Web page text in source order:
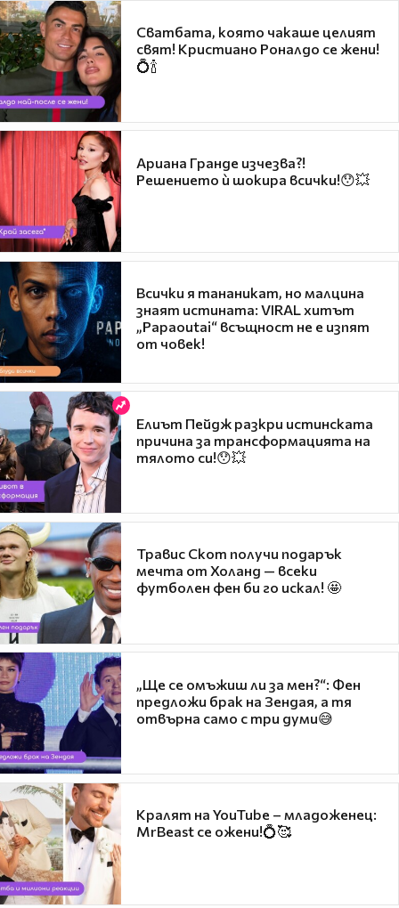
Сватбата, която чакаше целият
свят! Кристиано Роналдо се жени!
💍🍾
Ариана Гранде изчезва?!
Решението ѝ шокира всички!😯💥
Всички я тананикат, но малцина
знаят истината: VIRAL хитът
„Papaoutai“ всъщност не е изпят
от човек!
Елиът Пейдж разкри истинската
причина за трансформацията на
тялото си!😯💥
Травис Скот получи подарък
мечта от Холанд — всеки
футболен фен би го искал! 🤩
„Ще се омъжиш ли за мен?“: Фен
предложи брак на Зендая, а тя
отвърна само с три думи😅
Кралят на YouTube – младоженец:
MrBeast се ожени!💍🥰